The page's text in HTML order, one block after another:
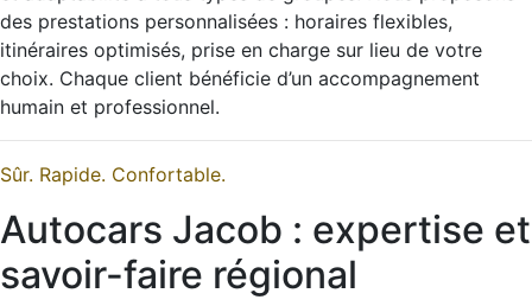
des prestations personnalisées : horaires flexibles,
itinéraires optimisés, prise en charge sur lieu de votre
choix. Chaque client bénéficie d’un accompagnement
humain et professionnel.
Sûr. Rapide. Confortable.
Autocars Jacob : expertise et
savoir-faire régional